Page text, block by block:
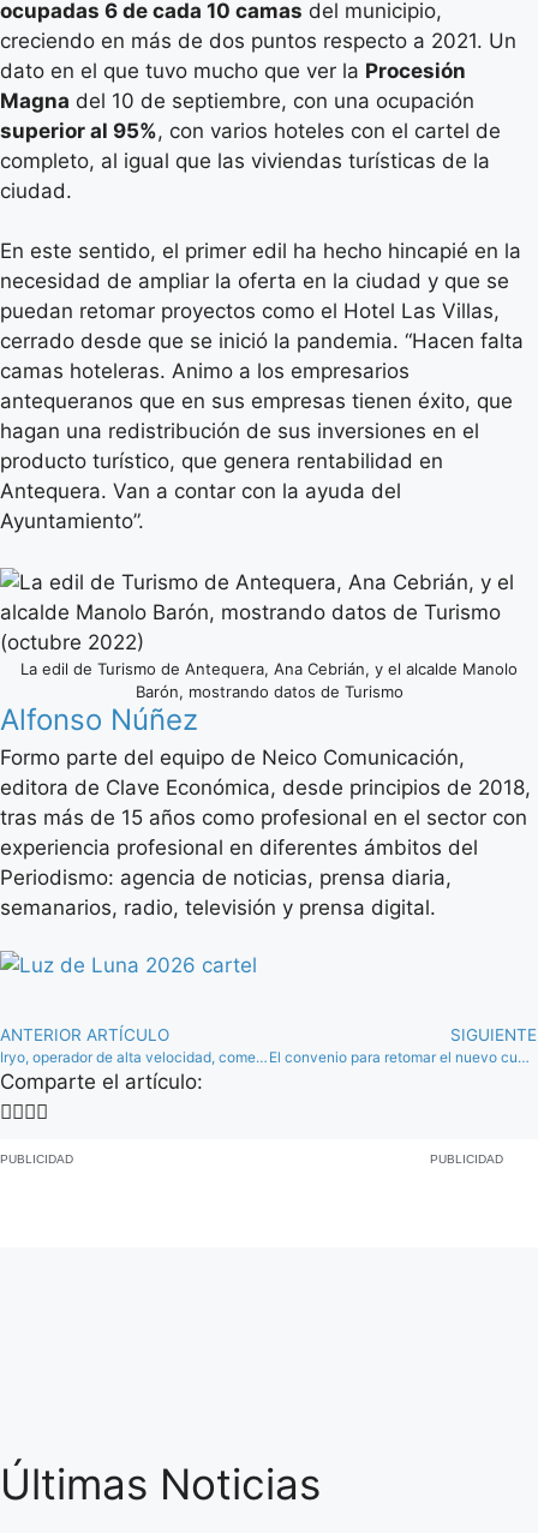
ocupadas 6 de cada 10 camas del municipio,
creciendo en más de dos puntos respecto a 2021. Un
dato en el que tuvo mucho que ver la Procesión
Magna del 10 de septiembre, con una ocupación
superior al 95%, con varios hoteles con el cartel de
completo, al igual que las viviendas turísticas de la
ciudad.
En este sentido, el primer edil ha hecho hincapié en la
necesidad de ampliar la oferta en la ciudad y que se
puedan retomar proyectos como el Hotel Las Villas,
cerrado desde que se inició la pandemia. “Hacen falta
camas hoteleras. Animo a los empresarios
antequeranos que en sus empresas tienen éxito, que
hagan una redistribución de sus inversiones en el
producto turístico, que genera rentabilidad en
Antequera. Van a contar con la ayuda del
Ayuntamiento”.
La edil de Turismo de Antequera, Ana Cebrián, y el alcalde Manolo
Barón, mostrando datos de Turismo
Alfonso Núñez
Formo parte del equipo de Neico Comunicación,
editora de Clave Económica, desde principios de 2018,
tras más de 15 años como profesional en el sector con
experiencia profesional en diferentes ámbitos del
Periodismo: agencia de noticias, prensa diaria,
semanarios, radio, televisión y prensa digital.
ANTERIOR ARTÍCULO
Iryo, operador de alta velocidad, comenzará a dar servicio en Antequera en junio de 2023
SIGUIENTE
El convenio para retomar el nuevo cuartel de la Guardia Civil de Antequera, paralizado
Comparte el artículo:
PUBLICIDAD PUBLICIDAD
Últimas Noticias